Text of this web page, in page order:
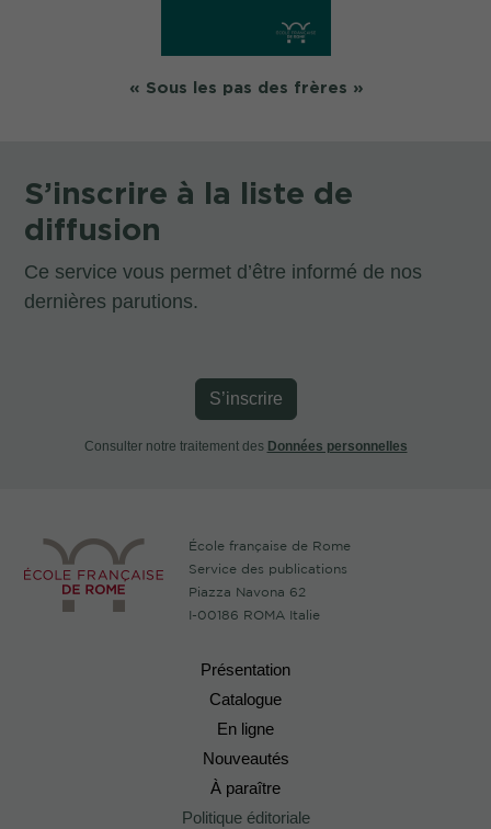
« Sous les pas des frères »
S’inscrire à la liste de
diffusion
Ce service vous permet d’être informé de nos
dernières parutions.
S’inscrire
Consulter notre traitement des Données personnelles
École française de Rome
Service des publications
Piazza Navona 62
I-00186 ROMA Italie
Présentation
Catalogue
En ligne
Nouveautés
À paraître
Politique éditoriale